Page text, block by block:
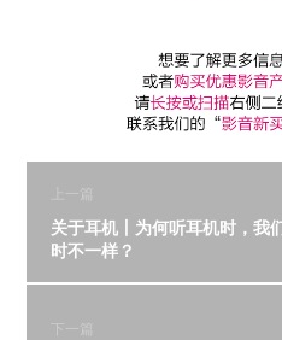
上一篇
关于耳机丨为何听耳机时，我
时不一样？
下一篇